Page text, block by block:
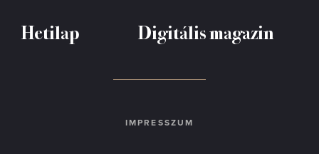
Hetilap Digitális magazin
IMPRESSZUM